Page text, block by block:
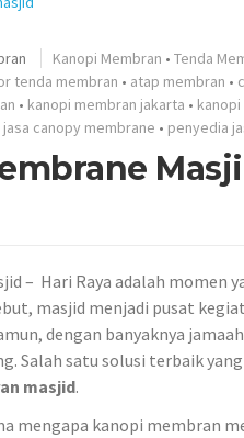
Kanopi Membran • Tenda
tenda membran • atap membran •
• kanopi membran jakarta •
canopy membrane • penyedia
– Hari Raya adalah
masjid menjadi pusat
dengan banyaknya
Salah satu solusi terbaik
masjid.
mengapa kanopi membran